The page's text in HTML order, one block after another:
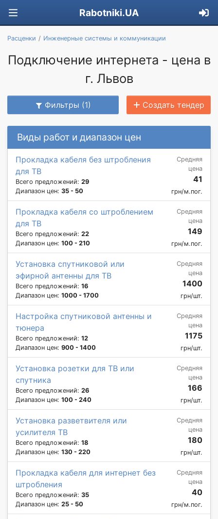
Rabotniki.UA
Расценки Инженерные системы и коммуникации
Подключение интернета - цена в
г. Львов
Фильтры (1) Создать тендер
Виды работ и диапазон цен
Прокладка кабеля без штробления
для ТВ
Всего предложений: 29
Диапазон цен: 35 - 50
Средняя
цена
41
грн/м.пог.
Прокладка кабеля со штроблением
для ТВ
Всего предложений: 22
Диапазон цен: 100 - 210
Средняя
цена
149
грн/м.пог.
Установка спутниковой или
эфирной антенны для ТВ
Всего предложений: 16
Диапазон цен: 1000 - 1700
Средняя
цена
1400
грн/шт.
Настройка спутниковой антенны и
тюнера
Всего предложений: 12
Диапазон цен: 900 - 1400
Средняя
цена
1175
грн/шт.
Установка розетки для ТВ или
спутника
Всего предложений: 26
Диапазон цен: 100 - 240
Средняя
цена
166
грн/шт.
Установка разветвителя или
усилителя ТВ
Всего предложений: 18
Диапазон цен: 130 - 220
Средняя
цена
180
грн/шт.
Прокладка кабеля для интернет без
штробления
Всего предложений: 35
Диапазон цен: 25 - 50
Средняя
цена
40
грн/м.пог.